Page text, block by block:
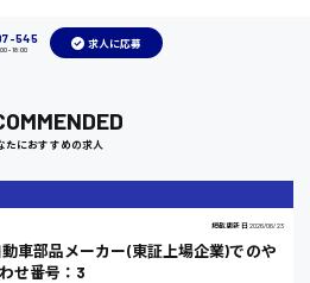
545
- 18:00
求人に応募
たにおすすめの求人
掲載更新日 2026/06/23
車部品メーカー(東証上場企業)でのや
せ番号：3